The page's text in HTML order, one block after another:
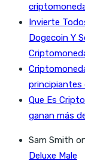
Invierte
Dogecoin Y
principiantes
Que Es
ganan más
Sam Smith
Deluxe Male